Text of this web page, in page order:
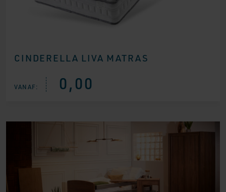
CINDERELLA LIVA MATRAS
VANAF: 0,00